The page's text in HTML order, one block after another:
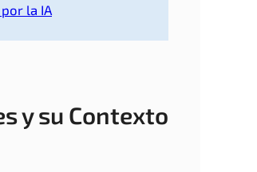
la IA
y su Contexto